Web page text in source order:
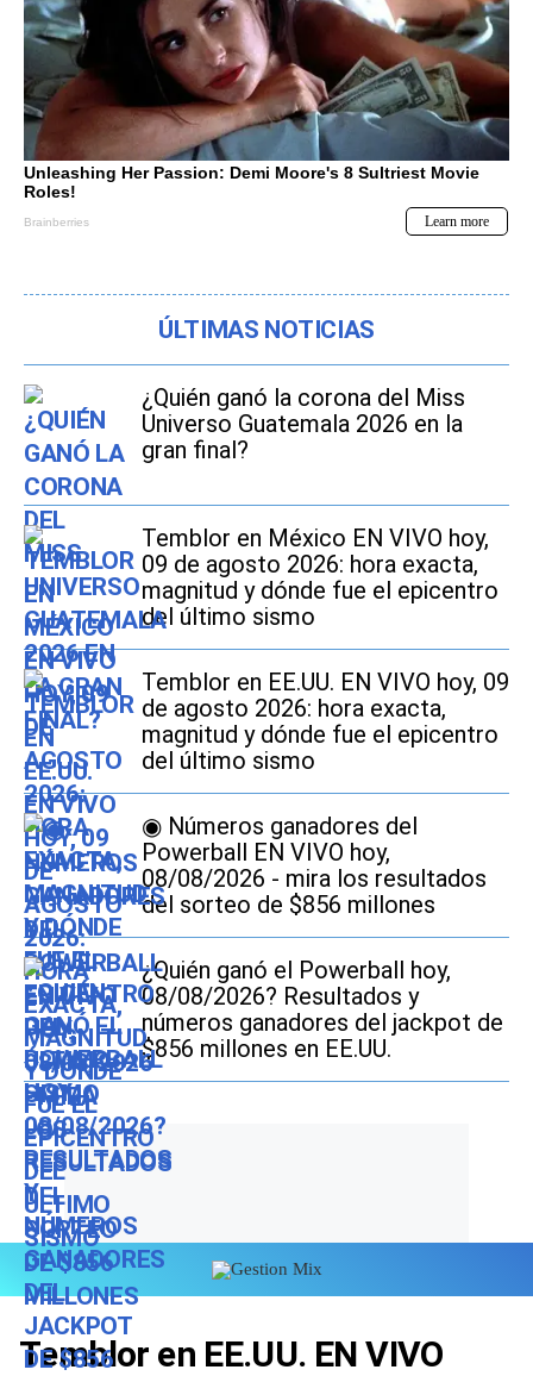
ÚLTIMAS NOTICIAS
¿Quién ganó la corona del Miss
Universo Guatemala 2026 en la
gran final?
Temblor en México EN VIVO hoy,
09 de agosto 2026: hora exacta,
magnitud y dónde fue el epicentro
del último sismo
Temblor en EE.UU. EN VIVO hoy, 09
de agosto 2026: hora exacta,
magnitud y dónde fue el epicentro
del último sismo
◉ Números ganadores del
Powerball EN VIVO hoy,
08/08/2026 - mira los resultados
del sorteo de $856 millones
¿Quién ganó el Powerball hoy,
08/08/2026? Resultados y
números ganadores del jackpot de
$856 millones en EE.UU.